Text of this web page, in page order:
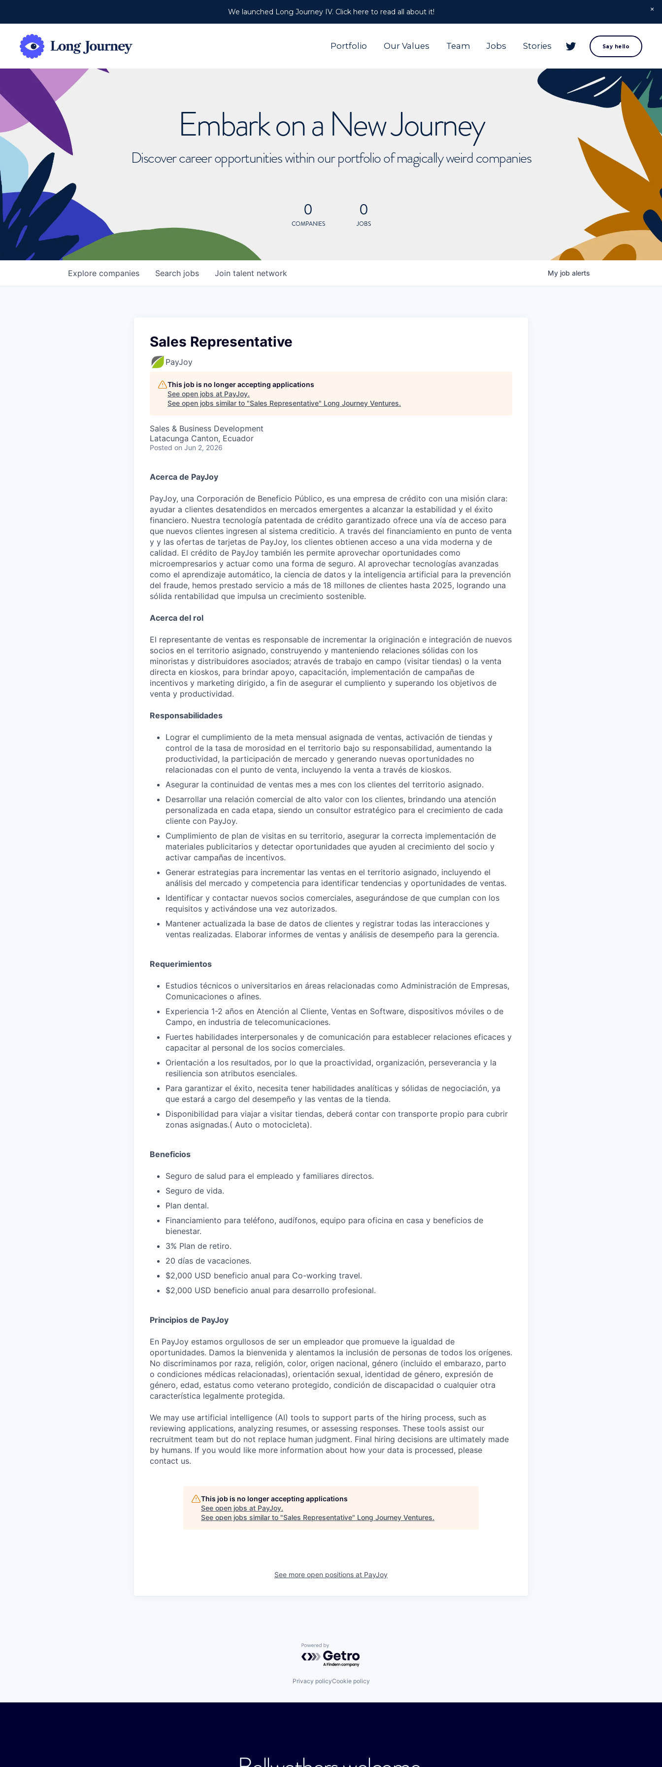
We launched Long Journey IV. Click here to read all about it!
Portfolio Our Values Team Jobs Stories Say hello
Embark on a New Journey
Discover career opportunities within our portfolio of magically weird companies
0
COMPANIES
0
JOBS
Search jobs
Explore companies Join talent network My job alerts
Sales Representative
PayJoy
This job is no longer accepting applications
See open jobs at PayJoy.
See open jobs similar to "Sales Representative" Long Journey Ventures.
Sales & Business Development
Latacunga Canton, Ecuador
Posted on Jun 2, 2026
Acerca de PayJoy
PayJoy, una Corporación de Beneficio Público, es una empresa de crédito con una misión clara:
ayudar a clientes desatendidos en mercados emergentes a alcanzar la estabilidad y el éxito
financiero. Nuestra tecnología patentada de crédito garantizado ofrece una vía de acceso para
que nuevos clientes ingresen al sistema crediticio. A través del financiamiento en punto de venta
y y las ofertas de tarjetas de PayJoy, los clientes obtienen acceso a una vida moderna y de
calidad. El crédito de PayJoy también les permite aprovechar oportunidades como
microempresarios y actuar como una forma de seguro. Al aprovechar tecnologías avanzadas
como el aprendizaje automático, la ciencia de datos y la inteligencia artificial para la prevención
del fraude, hemos prestado servicio a más de 18 millones de clientes hasta 2025, logrando una
sólida rentabilidad que impulsa un crecimiento sostenible.
Acerca del rol
El representante de ventas es responsable de incrementar la originación e integración de nuevos
socios en el territorio asignado, construyendo y manteniendo relaciones sólidas con los
minoristas y distribuidores asociados; através de trabajo en campo (visitar tiendas) o la venta
directa en kioskos, para brindar apoyo, capacitación, implementación de campañas de
incentivos y marketing dirigido, a fin de asegurar el cumpliento y superando los objetivos de
venta y productividad.
Responsabilidades
Lograr el cumplimiento de la meta mensual asignada de ventas, activación de tiendas y
control de la tasa de morosidad en el territorio bajo su responsabilidad, aumentando la
productividad, la participación de mercado y generando nuevas oportunidades no
relacionadas con el punto de venta, incluyendo la venta a través de kioskos.
Asegurar la continuidad de ventas mes a mes con los clientes del territorio asignado.
Desarrollar una relación comercial de alto valor con los clientes, brindando una atención
personalizada en cada etapa, siendo un consultor estratégico para el crecimiento de cada
cliente con PayJoy.
Cumplimiento de plan de visitas en su territorio, asegurar la correcta implementación de
materiales publicitarios y detectar oportunidades que ayuden al crecimiento del socio y
activar campañas de incentivos.
Generar estrategias para incrementar las ventas en el territorio asignado, incluyendo el
análisis del mercado y competencia para identificar tendencias y oportunidades de ventas.
Identificar y contactar nuevos socios comerciales, asegurándose de que cumplan con los
requisitos y activándose una vez autorizados.
Mantener actualizada la base de datos de clientes y registrar todas las interacciones y
ventas realizadas. Elaborar informes de ventas y análisis de desempeño para la gerencia.
Requerimientos
Estudios técnicos o universitarios en áreas relacionadas como Administración de Empresas,
Comunicaciones o afines.
Experiencia 1-2 años en Atención al Cliente, Ventas en Software, dispositivos móviles o de
Campo, en industria de telecomunicaciones.
Fuertes habilidades interpersonales y de comunicación para establecer relaciones eficaces y
capacitar al personal de los socios comerciales.
Orientación a los resultados, por lo que la proactividad, organización, perseverancia y la
resiliencia son atributos esenciales.
Para garantizar el éxito, necesita tener habilidades analíticas y sólidas de negociación, ya
que estará a cargo del desempeño y las ventas de la tienda.
Disponibilidad para viajar a visitar tiendas, deberá contar con transporte propio para cubrir
zonas asignadas.( Auto o motocicleta).
Beneficios
Seguro de salud para el empleado y familiares directos.
Seguro de vida.
Plan dental.
Financiamiento para teléfono, audífonos, equipo para oficina en casa y beneficios de
bienestar.
3% Plan de retiro.
20 días de vacaciones.
$2,000 USD beneficio anual para Co-working travel.
$2,000 USD beneficio anual para desarrollo profesional.
Principios de PayJoy
En PayJoy estamos orgullosos de ser un empleador que promueve la igualdad de
oportunidades. Damos la bienvenida y alentamos la inclusión de personas de todos los orígenes.
No discriminamos por raza, religión, color, origen nacional, género (incluido el embarazo, parto
o condiciones médicas relacionadas), orientación sexual, identidad de género, expresión de
género, edad, estatus como veterano protegido, condición de discapacidad o cualquier otra
característica legalmente protegida.
We may use artificial intelligence (AI) tools to support parts of the hiring process, such as
reviewing applications, analyzing resumes, or assessing responses. These tools assist our
recruitment team but do not replace human judgment. Final hiring decisions are ultimately made
by humans. If you would like more information about how your data is processed, please
contact us.
This job is no longer accepting applications
See open jobs at PayJoy.
See open jobs similar to "Sales Representative" Long Journey Ventures.
See more open positions at PayJoy
Powered by Getro.com
Privacy policyCookie policy